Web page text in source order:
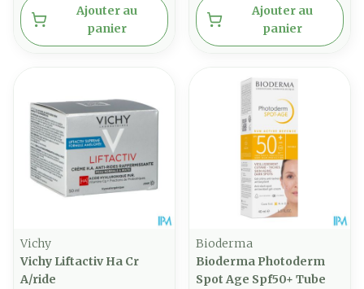
Ajouter au
panier
Ajouter au
panier
Vichy
Vichy Liftactiv Ha Cr
A/ride
Bioderma
Bioderma Photoderm
Spot Age Spf50+ Tube